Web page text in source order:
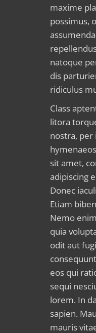
maxime
possimus,
natoque
dis
ridiculus
Class
litora
nostra, per
sit amet,
adipiscing
Donec
Etiam
Nemo
quia
odit aut
eos qui
sequi
lorem. In
sapien.
mauris